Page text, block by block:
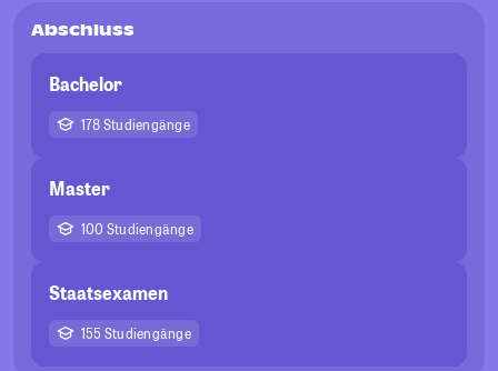
Abschluss
Bachelor
178 Studiengänge
Master
100 Studiengänge
Staatsexamen
155 Studiengänge